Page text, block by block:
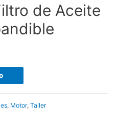
de Aceite
, Motor, Taller